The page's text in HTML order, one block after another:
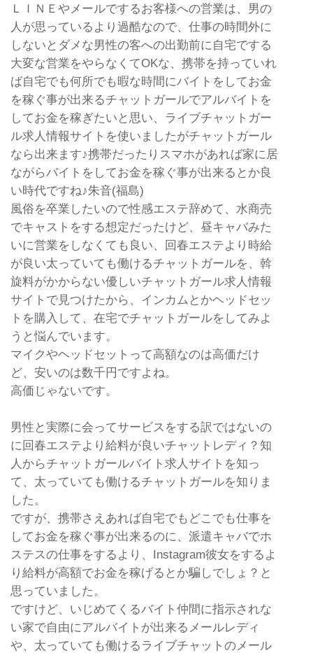
ＬＩＮＥやメールでするお客様への営業は、男の
人が思っているより過酷なので、仕事の時間外に
しないとダメな男性の客への出勤前に自宅でする
大変な営業をやらなくてOKな、携帯を持っていれ
ば自宅でも何所でも暇な時間にバイトをしてお金
を稼ぐ事が出来るチャットガールでアルバイトを
してお金を稼ぎたいと思い、ライブチャットガー
ル求人情報サイトを使いましたがチャットガール
なら出来ます♪携帯だったりスマホがあれば家に居
ながらバイトをしてお金を稼ぐ事が出来るとか良
い時代ですね♪朱音(福島)
風俗を卒業したいので性感エステ辞めて、水商売
でキャストをする想定だったけど、昼キャバみた
いに営業をしなくても良い、回春エステより時給
が良い太っていても働けるチャットガールを、斡
旋料がかからない優しいチャットガール求人情報
サイトで見つけたから、インカムとかヘッドセッ
トを購入して、在宅でチャットガールをしてみよ
うと悩んでいます。
マイクやヘッドセットって高額なのは高価だけ
ど、安いのは数千円ですよね。
高価じゃないです。
男性と実際に会ってサービスをする訳ではないの
に回春エステより給料が良いチャットレディ？知
人からチャットガールバイト求人サイトを知っ
て、太っていても働けるチャットガールを知りま
した。
ですが、携帯さえあれば自宅でもどこでも仕事を
してお金を稼ぐ事が出来るのに、派遣キャバでホ
ステスの仕事をするより、Instagram彼女をするよ
り給料が高額でお金を稼げるとか騙しでしょ？と
思っていました。
ですけど、いじめてくるバイト仲間に指示されな
い家で自由にアルバイトが出来るメールレディ
や、太っていても働けるライブチャットのメール